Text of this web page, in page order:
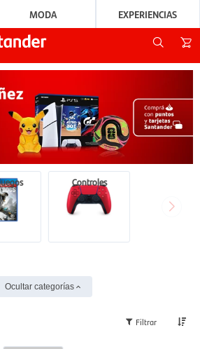
MODA EXPERIENCIAS
Controles
Ocultar categorías